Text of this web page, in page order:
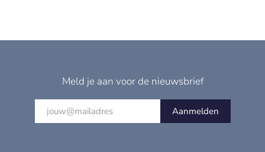
Meld je aan voor de nieuwsbrief
Aanmelden